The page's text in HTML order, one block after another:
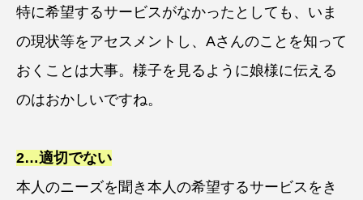
特に希望するサービスがなかったとしても、いま
の現状等をアセスメントし、Aさんのことを知って
おくことは大事。様子を見るように娘様に伝える
のはおかしいですね。
2…適切でない
本人のニーズを聞き本人の希望するサービスをき